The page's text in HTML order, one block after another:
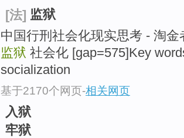
[法] 监狱
中国行刑社会化现实思考 - 淘
监狱 社会化 [gap=575]Key
socialization
基于2170个网页-相关网页
入狱
牢狱